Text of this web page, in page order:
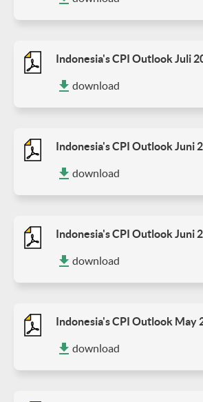
Indonesia's CPI Outlook Juli
download
Indonesia's CPI Outlook Juni
download
Indonesia's CPI Outlook Juni
download
Indonesia's CPI Outlook May
download